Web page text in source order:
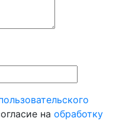
на обработку